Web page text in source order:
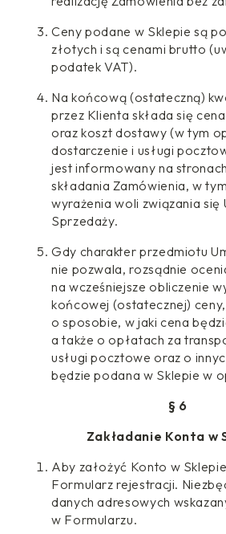
Ceny podane w Sklepie są
złotych i są cenami brutto
podatek VAT).
Na końcową (ostateczną)
przez Klienta składa się
oraz koszt dostawy (w tym
dostarczenie i usługi
jest informowany na
składania Zamówienia, w
wyrażenia woli związania się
Sprzedaży.
Gdy charakter przedmiotu
nie pozwala, rozsądnie
na wcześniejsze obliczenie
końcowej (ostatecznej)
o sposobie, w jaki cena
a także o opłatach za
usługi pocztowe oraz o
będzie podana w Sklepie w
§ 6
Zakładanie Konta w
Aby założyć Konto w
Formularz rejestracji.
danych adresowych
w Formularzu.